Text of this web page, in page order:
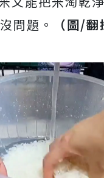
問題。
（圖/